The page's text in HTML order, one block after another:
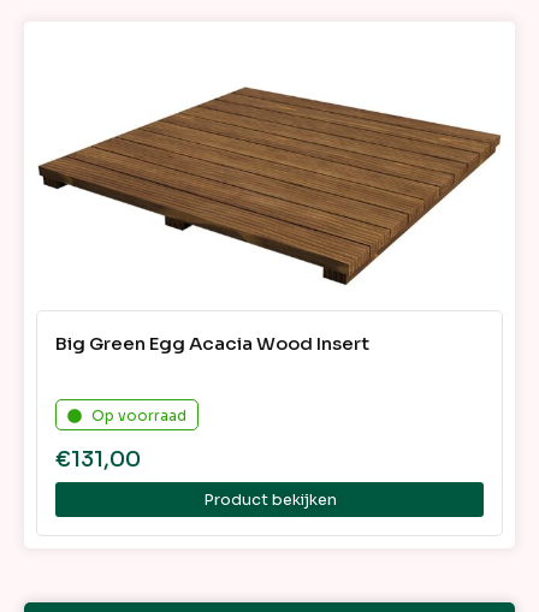
Big Green Egg Acacia Wood Insert
Op voorraad
€131,00
Product bekijken